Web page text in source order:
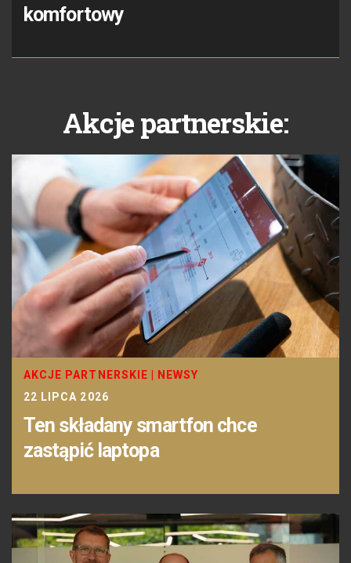
komfortowy
Akcje partnerskie:
AKCJE PARTNERSKIE
NEWSY
22 LIPCA 2026
Ten składany smartfon chce
zastąpić laptopa